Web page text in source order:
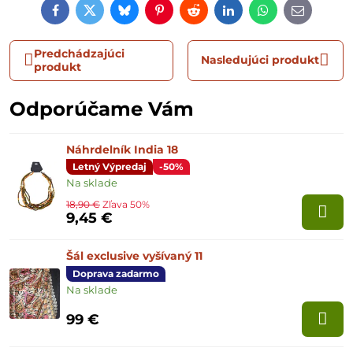
FacebookTwitterBlueskyPinterestRedditLinkedInWhatsApp
E-
mail
Predchádzajúci
produkt
Nasledujúci produkt
Odporúčame Vám
Náhrdelník India 18
Letný Výpredaj -50%
Na sklade
9,45 €
18,90 € Zľava 50%
Šál exclusive vyšívaný 11
Doprava zadarmo
Na sklade
99 €